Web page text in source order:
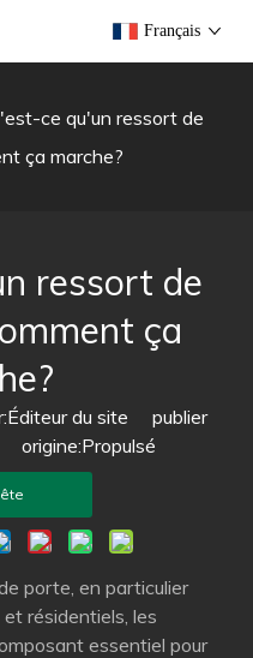
Français
ce qu'un ressort de
ça marche?
ressort de
ça
du site publier
origine:Propulsé
porte, en particulier
résidentiels, les
essentiel pour